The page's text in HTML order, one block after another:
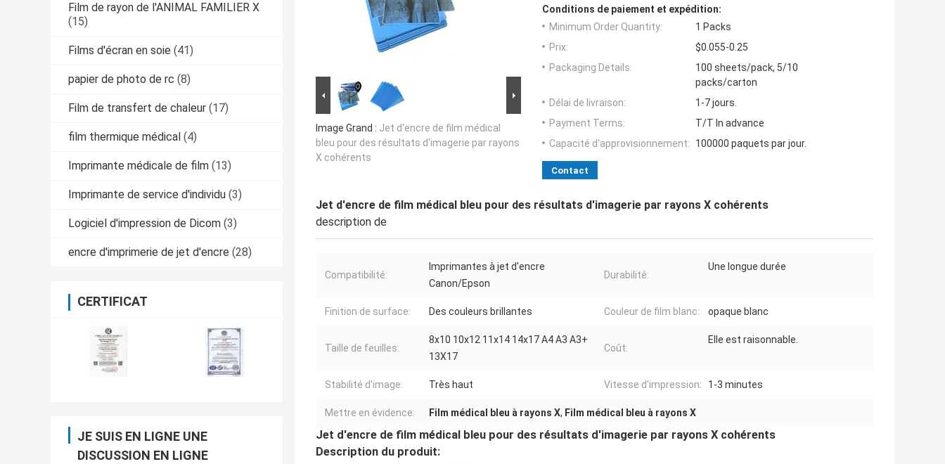
Film de rayon de l'ANIMAL FAMILIER X
(15)
Films d'écran en soie (41)
papier de photo de rc (8)
Film de transfert de chaleur (17)
film thermique médical (4)
Imprimante médicale de film (13)
Imprimante de service d'individu (3)
Logiciel d'impression de Dicom (3)
encre d'imprimerie de jet d'encre (28)
CERTIFICAT
JE SUIS EN LIGNE UNE
DISCUSSION EN LIGNE
Image Grand : Jet d'encre de film médical
bleu pour des résultats d'imagerie par rayons
X cohérents
Conditions de paiement et expédition:
Minimum Order Quantity:
1 Packs
Prix:
$0.055-0.25
Packaging Details:
100 sheets/pack, 5/10
packs/carton
Délai de livraison:
1-7 jours.
Payment Terms:
T/T In advance
Capacité d'approvisionnement:
100000 paquets par jour.
Contact
Jet d'encre de film médical bleu pour des résultats d'imagerie par rayons X cohérents
description de
Compatibilité:
Imprimantes à jet d'encre
Canon/Epson
Durabilité:
Une longue durée
Finition de surface: Des couleurs brillantes Couleur de film blanc: opaque blanc
Taille de feuilles:
8x10 10x12 11x14 14x17 A4 A3 A3+
13X17
Coût:
Elle est raisonnable.
Stabilité d'image: Très haut Vitesse d'impression: 1-3 minutes
Mettre en évidence: Film médical bleu à rayons X, Film médical bleu à rayons X
Jet d'encre de film médical bleu pour des résultats d'imagerie par rayons X cohérents
Description du produit: